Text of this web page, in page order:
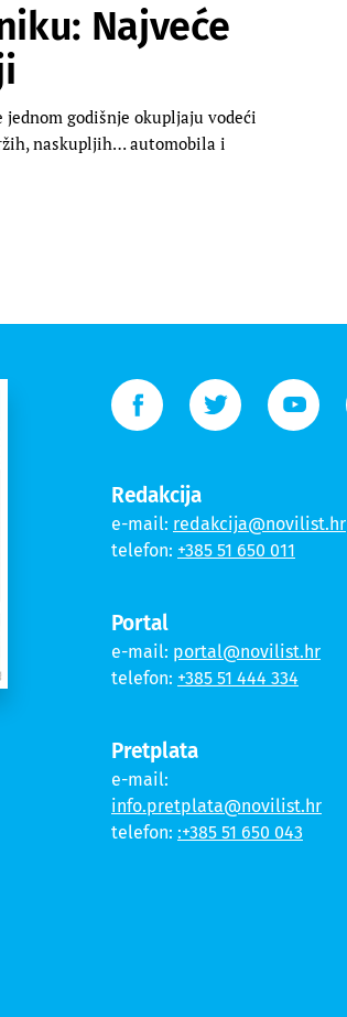
Najveće
godišnje okupljaju vodeći
naskupljih… automobila i
Redakcija
e-mail: redakcija@novilist.hr
telefon: +385 51 650 011
Portal
e-mail: portal@novilist.hr
telefon: +385 51 444 334
Pretplata
e-mail:
info.pretplata@novilist.hr
telefon: :+385 51 650 043